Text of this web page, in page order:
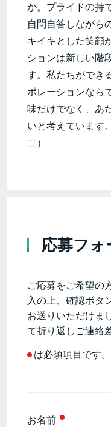
か。プライドの持
自問自答しながら
キイキとした笑顔
ションは新しい階
す。私たちができ
ポレーションなら
味だけでなく、あ
いと考えています
二）
応募フォ
ご応募をご希望の
入の上、確認ボタ
お送りいただけま
て折り返しご連絡
は必須項目です。
お名前